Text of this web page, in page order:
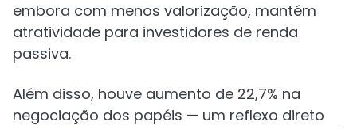
embora com menos valorização, mantém
atratividade para investidores de renda
passiva.
Além disso, houve aumento de 22,7% na
negociação dos papéis — um reflexo direto